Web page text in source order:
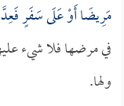
مَرِيضًا أَوْ عَلَى سَفَرٍ
في مرضها فلا شيء
ولها.